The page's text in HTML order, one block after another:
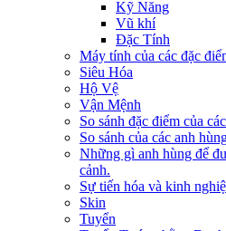
Kỹ Năng
Vũ khí
Đặc Tính
Máy tính của các đặc
Siêu Hóa
Hộ Vệ
Vận Mệnh
So sánh đặc điểm của
So sánh của các anh
Những gì anh hùng để
cảnh.
Sự tiến hóa và kinh
Skin
Tuyển